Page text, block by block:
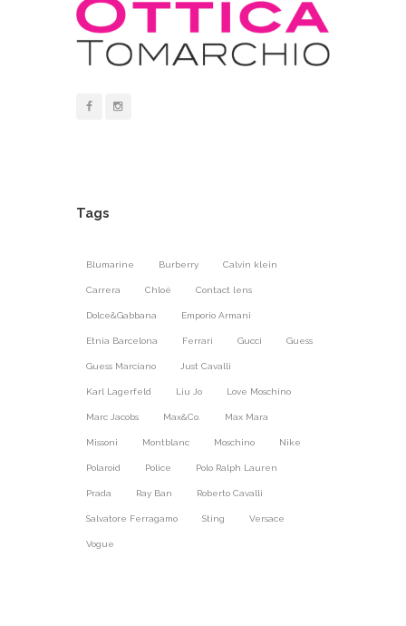
Tags
Blumarine Burberry Calvin klein
Carrera Chloé Contact lens
Dolce&Gabbana Emporio Armani
Etnia Barcelona Ferrari Gucci Guess
Guess Marciano Just Cavalli
Karl Lagerfeld Liu Jo Love Moschino
Marc Jacobs Max&Co. Max Mara
Missoni Montblanc Moschino Nike
Polaroid Police Polo Ralph Lauren
Prada Ray Ban Roberto Cavalli
Salvatore Ferragamo Sting Versace
Vogue